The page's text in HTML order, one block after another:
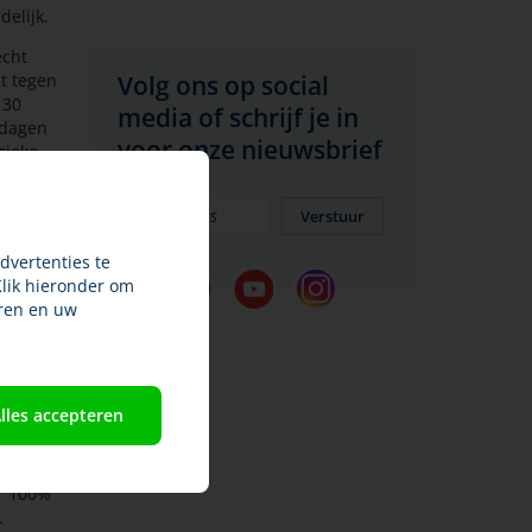
tegen
RHD
100%
Volg ons op social
media of schrijf je in
voor onze nieuwsbrief
Verstuur
te
hieronder om
en uw
accepteren